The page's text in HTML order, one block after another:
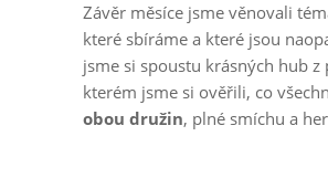
Závěr měsíce jsme věnovali
které sbíráme a které jsou
jsme si spoustu krásných hub
kterém jsme si ověřili, co
obou družin, plné smíchu a